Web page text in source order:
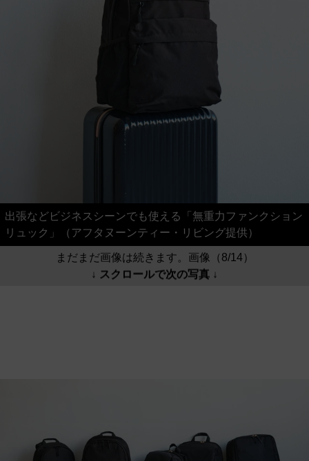
出張などビジネスシーンでも使える「無重力ファンクション
リュック」（アフタヌーンティー・リビング提供）
まだまだ画像は続きます。画像（8/14）
↓ スクロールで次の写真 ↓